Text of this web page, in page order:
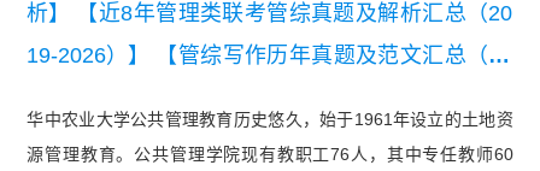
析】
【近8年管理类联考管综真题及解析汇总（20
19-2026）】
【管综写作历年真题及范文汇总（20
及常见问题.pdf】
华中农业大学公共管理教育历史悠久，始于1961年设立的土地资
源管理教育。公共管理学院现有教职工76人，其中专任教师60